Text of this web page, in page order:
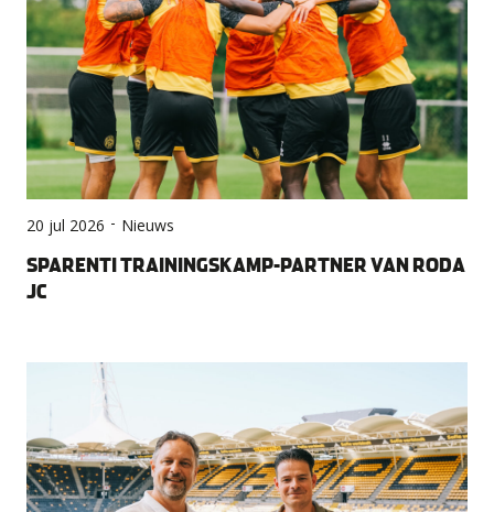
20 jul 2026 - Nieuws
SPARENTI TRAININGSKAMP-PARTNER VAN RODA
JC